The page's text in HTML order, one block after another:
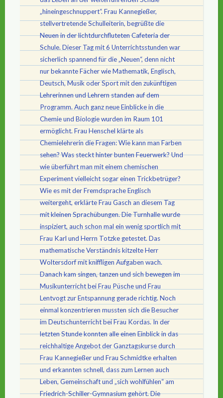
„hineingeschnuppert“. Frau Kannegießer,
stellvertretende Schulleiterin, begrüßte die
Neuen in der lichtdurchfluteten Cafeteria der
Schule. Dieser Tag mit 6 Unterrichtsstunden war
sicherlich spannend für die „Neuen“, denn nicht
nur bekannte Fächer wie Mathematik, Englisch,
Deutsch, Musik oder Sport mit den zukünftigen
Lehrerinnen und Lehrern standen auf dem
Programm. Auch ganz neue Einblicke in die
Chemie und Biologie wurden im Raum 101
ermöglicht. Frau Henschel klärte als
Chemielehrerin die Fragen: Wie kann man Farben
sehen? Was steckt hinter bunten Feuerwerk? Und
wie überführt man mit einem chemischen
Experiment vielleicht sogar einen Trickbetrüger?
Wie es mit der Fremdsprache Englisch
weitergeht, erklärte Frau Gasch an diesem Tag
mit kleinen Sprachübungen. Die Turnhalle wurde
inspiziert, auch schon mal ein wenig sportlich mit
Frau Karl und Herrn Totzke getestet. Das
mathematische Verständnis kitzelte Herr
Woltersdorf mit kniffligen Aufgaben wach.
Danach kam singen, tanzen und sich bewegen im
Musikunterricht bei Frau Püsche und Frau
Lentvogt zur Entspannung gerade richtig. Noch
einmal konzentrieren mussten sich die Besucher
im Deutschunterricht bei Frau Kordas. In der
letzten Stunde konnten alle einen Einblick in das
reichhaltige Angebot der Ganztagskurse durch
Frau Kannegießer und Frau Schmidtke erhalten
und erkannten schnell, dass zum Lernen auch
Leben, Gemeinschaft und „sich wohlfühlen“ am
Friedrich-Schiller-Gymnasium gehört. Die